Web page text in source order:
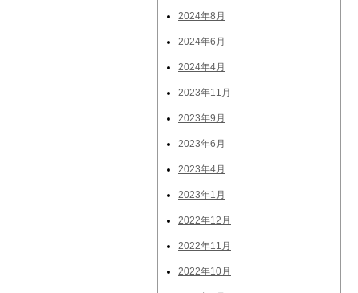
2024年8月
2024年6月
2024年4月
2023年11月
2023年9月
2023年6月
2023年4月
2023年1月
2022年12月
2022年11月
2022年10月